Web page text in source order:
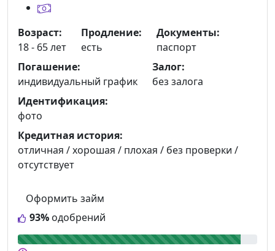
93% одобрений
Оформить займ
Возраст:
18 - 65 лет
Продление:
есть
Документы:
паспорт
Погашение:
индивидуальный график
Залог:
без залога
Идентификация:
фото
Кредитная история:
отличная / хорошая / плохая / без проверки /
отсутствует